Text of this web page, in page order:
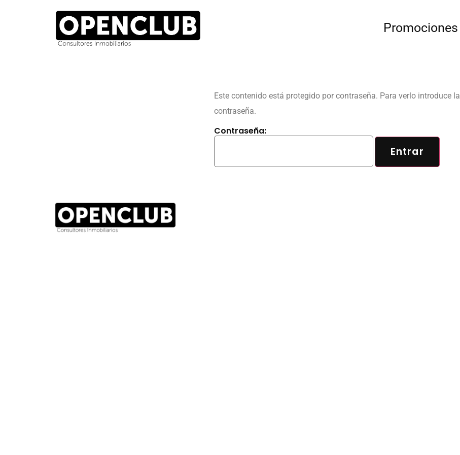
Promociones
Este contenido está protegido por contraseña. Para verlo introduce la
contraseña.
Contraseña: